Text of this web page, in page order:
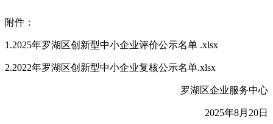
附件：
1.2025年罗湖区创新型中小企业评价公示名单 .xlsx
2.2022年罗湖区创新型中小企业复核公示名单.xlsx
罗湖区企业服务中心
2025年8月20日